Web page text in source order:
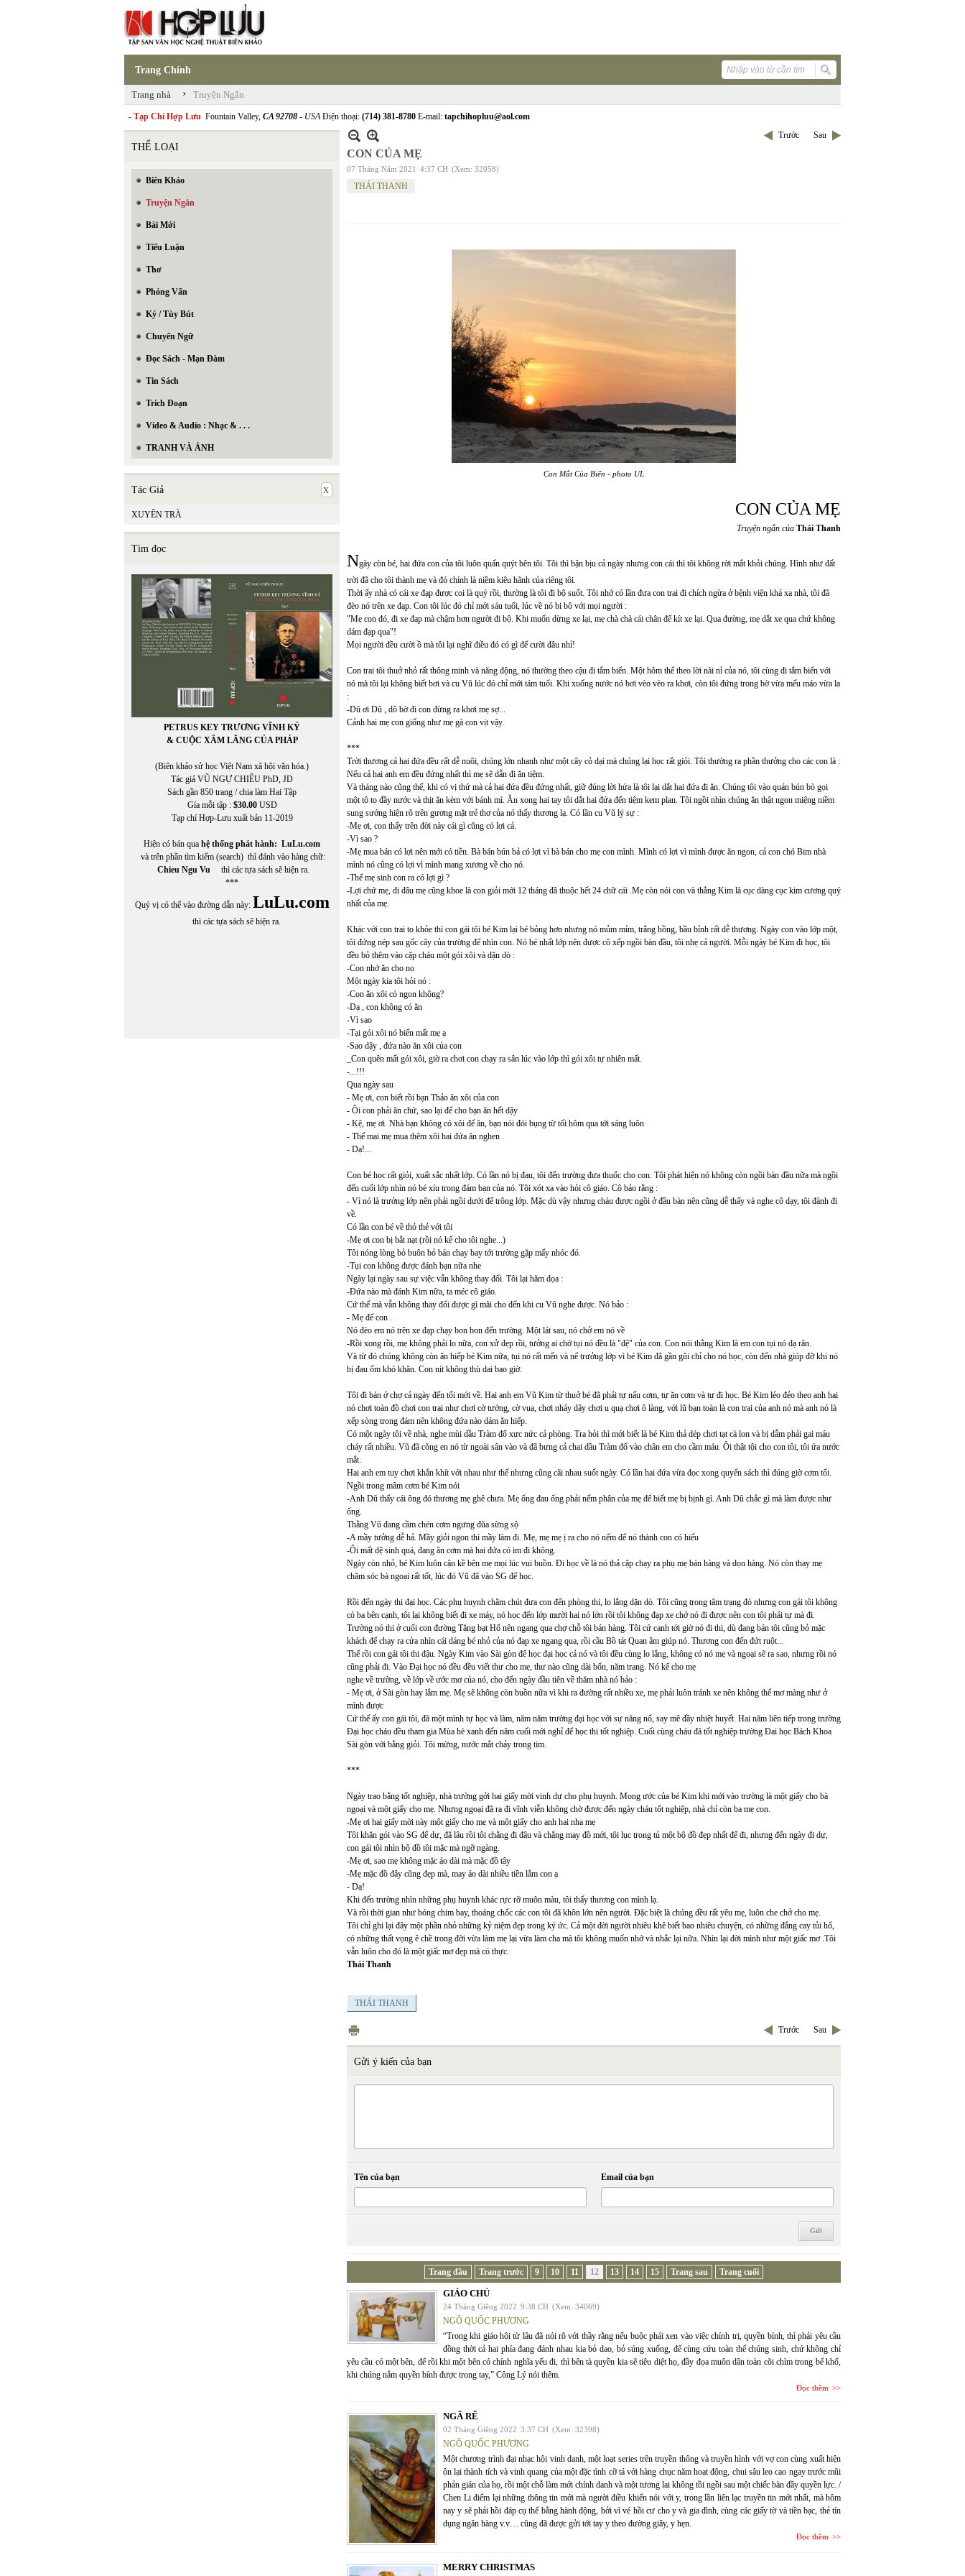
Trang Chính
Trang nhà › Truyện Ngắn
- Tạp Chí Hợp Lưu Fountain Valley, CA 92708 - USAĐiện thoại: (714) 381-8780 E-mail: tapchihopluu@aol.com
THỂ LOẠI
Biên Khảo
Truyện Ngắn
Bài Mới
Tiểu Luận
Thơ
Phỏng Vấn
Ký / Tùy Bút
Chuyển Ngữ
Đọc Sách - Mạn Đàm
Tin Sách
Trích Đoạn
Video & Audio : Nhạc & . . .
TRANH VÀ ẢNH
Tác Giả
XUYÊN TRÀ
Tìm đọc
PETRUS KEY TRƯƠNG VĨNH KÝ
& CUỘC XÂM LĂNG CỦA PHÁP
(Biên khảo sử học Việt Nam xã hội văn hóa.)
Tác giả VŨ NGỰ CHIÊU PhD, JD
Sách gần 850 trang / chia làm Hai Tập
Gía mỗi tập : $30.00USD
Tạp chí Hợp-Lưu xuất bản 11-2019
Hiện có bán qua hệ thống phát hành: LuLu.com
và trên phần tìm kiếm (search) thì đánh vào hàng chữ:
Chieu Ngu Vu thì các tựa sách sẽ hiện ra.
***
Quý vị có thể vào đường dẫn này: LuLu.com
thì các tựa sách sẽ hiện ra.
Trước Sau
CON CỦA MẸ
07 Tháng Năm 2021 4:37 CH (Xem: 32058)
THÁI THANH
Con Mắt Của Biển - photo UL
CON CỦA MẸ
Truyện ngắn của Thái Thanh
Ngày còn bé, hai đứa con của tôi luôn quấn quýt bên tôi. Tôi thì bận bịu cả ngày nhưng con cái thì tôi không rời mắt khỏi chúng. Hình như đất
trời đã cho tôi thành mẹ và đó chính là niềm kiêu hãnh của riêng tôi.
Thời ấy nhà có cái xe đạp được coi là quý rồi, thường là tôi đi bộ suốt. Tôi nhớ có lần đưa con trai đi chích ngừa ở bệnh viện khá xa nhà, tôi đã
đèo nó trên xe đạp. Con tôi lúc đó chỉ mới sáu tuổi, lúc về nó bi bô với mọi người :
"Mẹ con đó, đi xe đạp mà chậm hơn người đi bộ. Khi muốn dừng xe lại, mẹ chà chà cái chân để kít xe lại. Qua đường, mẹ dắt xe qua chứ không
dám đạp qua"!
Mọi người đều cười ồ mà tôi lại nghĩ điều đó có gì để cười đâu nhỉ!
Con trai tôi thuở nhỏ rất thông minh và năng động, nó thường theo cậu đi tắm biển. Một hôm thể theo lời nài nỉ của nó, tôi cùng đi tắm biển với
nó mà tôi lại không biết bơi và cu Vũ lúc đó chỉ mới tám tuổi. Khi xuống nước nó bơi vèo vèo ra khơi, còn tôi đứng trong bờ vừa mếu máo vừa la
:
-Dũ ơi Dũ , dô bờ đi con đừng ra khơi mẹ sợ...
Cảnh hai mẹ con giống như mẹ gà con vịt vậy.
***
Trời thương cả hai đứa đều rất dễ nuôi, chúng lớn nhanh như một cây cỏ dại mà chúng lại học rất giỏi. Tôi thường ra phần thưởng cho các con là :
Nếu cả hai anh em đều đứng nhất thì mẹ sẽ dẫn đi ăn tiệm.
Và tháng nào cũng thế, khi có vị thứ mà cả hai đứa đều đứng nhất, giữ đúng lời hứa là tôi lại dắt hai đứa đi ăn. Chúng tôi vào quán bún bò gọi
một tô to đầy nước và thịt ăn kèm với bánh mì. Ăn xong hai tay tôi dắt hai đứa đến tiệm kem plan. Tôi ngồi nhìn chúng ăn thật ngon miệng niềm
sung sướng hiện rõ trên gương mặt trẻ thơ của nó thấy thương lạ. Có lần cu Vũ lý sự :
-Mẹ ơi, con thấy trên đời này cái gì cũng có lợi cả.
-Vì sao ?
-Mẹ mua bán có lợi nên mới có tiền. Bà bán bún bả có lợi vì bà bán cho mẹ con mình. Mình có lợi vì mình được ăn ngon, cả con chó Bim nhà
mình nó cũng có lợi vì mình mang xương về cho nó.
-Thế mẹ sinh con ra có lợi gì ?
-Lợi chứ mẹ, đi đâu mẹ cũng khoe là con giỏi mới 12 tháng đã thuộc hết 24 chữ cái .Mẹ còn nói con và thằng Kim là cục dàng cục kim cương quý
nhất của mẹ.
Khác với con trai to khỏe thì con gái tôi bé Kim lại bé bỏng hơn nhưng nó mủm mỉm, trắng hồng, bầu bỉnh rất dễ thương. Ngày con vào lớp một,
tôi đứng nép sau gốc cây của trường để nhìn con. Nó bé nhất lớp nên được cô xếp ngồi bàn đầu, tôi nhẹ cả người. Mỗi ngày bé Kim đi học, tôi
đều bỏ thêm vào cặp cháu một gói xôi và dặn dò :
-Con nhớ ăn cho no
Một ngày kia tôi hỏi nó :
-Con ăn xôi có ngon không?
-Dạ , con không có ăn
-Vì sao
-Tại gói xôi nó biến mất mẹ ạ
-Sao dậy , đứa nào ăn xôi của con
_Con quên mất gói xôi, giờ ra chơi con chạy ra sân lúc vào lớp thì gói xôi tự nhiên mất.
-...!!!
Qua ngày sau
- Mẹ ơi, con biết rồi bạn Thảo ăn xôi của con
- Ôi con phải ăn chứ, sao lại để cho bạn ăn hết dậy
- Kệ, mẹ ơi. Nhà bạn không có xôi để ăn, bạn nói đói bụng từ tối hôm qua tới sáng luôn
- Thế mai mẹ mua thêm xôi hai đứa ăn nghen .
- Dạ!...
Con bé học rất giỏi, xuất sắc nhất lớp. Có lần nó bị đau, tôi đến trường đưa thuốc cho con. Tôi phát hiện nó không còn ngồi bàn đầu nữa mà ngồi
đến cuối lớp nhìn nó bé xíu trong đám bạn của nó. Tôi xót xa vào hỏi cô giáo. Cô bảo rằng :
- Vì nó là trưởng lớp nên phải ngồi dưới để trông lớp. Mặc dù vậy nhưng cháu được ngồi ở đầu bàn nên cũng dễ thấy và nghe cô dạy, tôi đành đi
về.
Có lần con bé về thỏ thẻ với tôi
-Mẹ ơi con bị bắt nạt (rồi nó kể cho tôi nghe...)
Tôi nóng lòng bỏ buôn bỏ bán chạy bay tới trường gặp mấy nhóc đó.
-Tụi con không được đánh bạn nữa nhe
Ngày lại ngày sau sự việc vẫn không thay đổi. Tôi lại hăm dọa :
-Đứa nào mà đánh Kim nữa, ta méc cô giáo.
Cứ thế mà vẫn không thay đổi được gì mãi cho đến khi cu Vũ nghe được. Nó bảo :
- Mẹ để con .
Nó đèo em nó trên xe đạp chạy bon bon đến trường. Một lát sau, nó chở em nó về
-Rồi xong rồi, mẹ không phải lo nữa, con xử đẹp rồi, tưởng ai chớ tụi nó đều là "đệ" của con. Con nói thằng Kim là em con tụi nó dạ rân.
Và từ đó chúng không còn ăn hiếp bé Kim nữa, tụi nó rất mến và nể trưởng lớp vì bé Kim đã gần gũi chỉ cho nó học, còn đến nhà giúp đỡ khi nó
bị đau ốm khó khăn. Con nít không thù dai bao giờ.
Tôi đi bán ở chợ cả ngày đến tối mới về. Hai anh em Vũ Kim từ thuở bé đã phải tự nấu cơm, tự ăn cơm và tự đi học. Bé Kim lẻo đẻo theo anh hai
nó chơi toàn đồ chơi con trai như chơi cờ tướng, cờ vua, chơi nhảy dây chơi u quạ chơi ô làng, với lũ bạn toàn là con trai của anh nó mà anh nó là
xếp sòng trong đám nên không đứa nào dám ăn hiếp.
Có một ngày tôi về nhà, nghe mùi dầu Tràm đổ xực nức cả phòng. Tra hỏi thì mới biết là bé Kim thả dép chơi tạt cà lon và bị dẫm phải gai máu
cháy rất nhiều. Vũ đã cõng en nó từ ngoài sân vào và đã bưng cả chai dầu Tràm đổ vào chân em cho cầm máu. Ôi thật tội cho con tôi, tôi ứa nước
mắt.
Hai anh em tuy chơi khắn khít với nhau như thế nhưng cũng cãi nhau suốt ngày. Có lần hai đứa vừa đọc xong quyển sách thì đúng giờ cơm tối.
Ngồi trong mâm cơm bé Kim nói
-Anh Dũ thấy cái ông đó thương mẹ ghê chưa. Mẹ ổng đau ổng phải nếm phân của mẹ để biết mẹ bị bịnh gì. Anh Dũ chắc gì mà làm được như
ổng.
Thằng Vũ đang cầm chén cơm ngưng đũa sừng sộ
-A mầy tưởng dễ hả. Mầy giỏi ngon thì mầy làm đi. Mẹ, mẹ mẹ ị ra cho nó nếm để nó thành con có hiếu
-Ôi mất dệ sinh quá, đang ăn cơm mà hai đứa có im đi không.
Ngày còn nhỏ, bé Kim luôn cận kề bên mẹ mọi lúc vui buồn. Đi học về là nó thả cặp chạy ra phụ mẹ bán hàng và dọn hàng. Nó còn thay mẹ
chăm sóc bà ngoại rất tốt, lúc đó Vũ đã vào SG để học.
Rồi đến ngày thi đại học. Các phụ huynh chăm chút đưa con đến phòng thi, lo lắng dặn dò. Tôi cũng trong tâm trạng đó nhưng con gái tôi không
có ba bên cạnh, tôi lại không biết đi xe máy, nó học đến lớp mười hai nó lớn rồi tôi không đạp xe chở nó đi được nên con tôi phải tự mà đi.
Trường nó thi ở cuối con đường Tăng bạt Hổ nên ngang qua chợ chỗ tôi bán hàng. Tôi cứ canh tới giờ nó đi thi, dù đang bán tôi cũng bỏ mặc
khách để chạy ra cửa nhìn cái dáng bé nhỏ của nó đạp xe ngang qua, rồi cầu Bồ tát Quan âm giúp nó. Thương con đến đứt ruột...
Thế rồi con gái tôi thi đậu. Ngày Kim vào Sài gòn để học đại học cả nó và tôi đều cùng lo lắng, không có nó mẹ và ngoại sẽ ra sao, nhưng rồi nó
cũng phải đi. Vào Đại học nó đều đều viết thư cho mẹ, thư nào cũng dài bốn, năm trang. Nó kể cho mẹ
nghe về trường, về lớp về ước mơ của nó, cho đến ngày đầu tiên về thăm nhà nó bảo :
- Mẹ ơi, ở Sài gòn hay lắm mẹ. Mẹ sẽ không còn buồn nữa vì khi ra đường rất nhiều xe, mẹ phải luôn tránh xe nên không thể mơ màng như ở
mình được
Cứ thế ấy con gái tôi, đã một mình tự học và làm, năm năm trường đại học với sự năng nổ, say mê đầy nhiệt huyết. Hai năm liên tiếp trong trường
Đại học cháu đều tham gia Mùa hè xanh đến năm cuối mới nghỉ để học thi tốt nghiệp. Cuối cùng cháu đã tốt nghiệp trường Đai học Bách Khoa
Sài gòn với bằng giỏi. Tôi mừng, nước mắt chảy trong tim.
***
Ngày trao bằng tốt nghiệp, nhà trường gởi hai giấy mời vinh dự cho phụ huynh. Mong ước của bé Kim khi mới vào trường là một giấy cho bà
ngoại và một giấy cho mẹ. Nhưng ngoại đã ra đi vĩnh viễn không chờ được đến ngày cháu tốt nghiệp, nhà chỉ còn ba mẹ con.
-Mẹ ơi hai giấy mời này một giấy cho mẹ và một giấy cho anh hai nha mẹ
Tôi khăn gói vào SG để dự, đã lâu rồi tôi chẳng đi đâu và chẳng may đồ mới, tôi lục trong tủ một bộ đồ đẹp nhất để đi, nhưng đến ngày đi dự,
con gái tôi nhìn bộ đồ tôi mặc mà ngỡ ngàng.
-Mẹ ơi, sao mẹ không mặc áo dài mà mặc đồ tây
-Mẹ mặc đồ đây cũng đẹp mà, may áo dài nhiều tiền lắm con ạ
- Dạ!
Khi đến trường nhìn những phụ huynh khác rực rỡ muôn màu, tôi thấy thương con mình lạ.
Và rồi thời gian như bóng chim bay, thoáng chốc các con tôi đã khôn lớn nên người. Đặc biệt là chúng đều rất yêu mẹ, luôn che chở cho mẹ.
Tôi chỉ ghi lại đây một phần nhỏ những kỷ niệm đẹp trong ký ức. Cả một đời người nhiêu khê biết bao nhiêu chuyện, có những đắng cay tủi hổ,
có những thất vọng ê chề trong đời vừa làm mẹ lại vừa làm cha mà tôi không muốn nhớ và nhắc lại nữa. Nhìn lại đời mình như một giấc mơ .Tôi
vẫn luôn cho đó là một giấc mơ đẹp mà có thực.
Thái Thanh
THÁI THANH
Trước Sau
Gửi ý kiến của bạn
Tên của bạn Email của bạn
Trang đầu Trang trước 9 10 11 12 13 14 15 Trang sau Trang cuối
GIÁO CHỦ
24 Tháng Giêng 2022 9:38 CH (Xem: 34069)
NGÔ QUỐC PHƯƠNG
“Trong khi giáo hội từ lâu đã nói rõ với thầy rằng nếu buộc phải xen vào việc chính trị, quyền bính, thì phải yêu cầu
đồng thời cả hai phía đang đánh nhau kia bỏ dao, bỏ súng xuống, để cùng cứu toàn thể chúng sinh, chứ không chỉ
yêu cầu có một bên, để rồi khi một bên có chính nghĩa yếu đi, thì bên tà quyền kia sẽ tiêu diệt họ, đầy đọa muôn dân toàn cõi chìm trong bể khổ,
khi chúng nắm quyền bính được trong tay,” Công Lý nói thêm.
Đọc thêm
NGÃ RẼ
02 Tháng Giêng 2022 3:37 CH (Xem: 32398)
NGÔ QUỐC PHƯƠNG
Một chương trình đại nhạc hội vinh danh, một loạt series trên truyền thông và truyền hình với vợ con cùng xuất hiện
ôn lại thành tích và vinh quang của một đặc tình cỡ tá với hàng chục năm hoạt động, chui sâu leo cao ngay trước mũi
phản gián của họ, rồi một chỗ làm mới chính danh và một tương lai không tồi ngồi sau một chiếc bàn đầy quyền lực. /
Chen Li điểm lại những thông tin mới mà người điều khiển nói với y, trong lần liên lạc truyền tin mới nhất, mà hôm
nay y sẽ phải hồi đáp cụ thể bằng hành động, bởi vì vé hồi cư cho y và gia đình, cùng các giấy tờ và tiền bạc, thẻ tín
dụng ngân hàng v.v… cũng đã được gửi tới tay y theo đường giây, y hẹn.
Đọc thêm
MERRY CHRISTMAS